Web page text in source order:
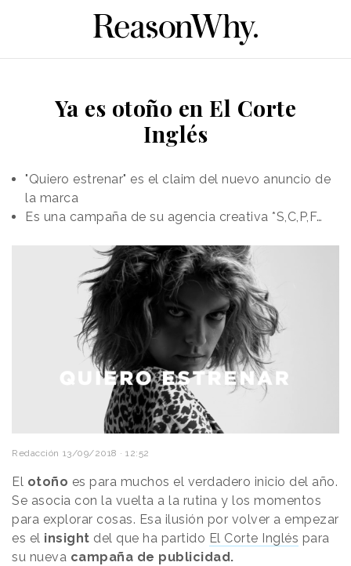
Ya es otoño en El Corte
Inglés
"Quiero estrenar" es el claim del nuevo anuncio de
la marca
Es una campaña de su agencia creativa *S,C,P,F…
Redacción 13/09/2018 · 12:52
El otoño es para muchos el verdadero inicio del año.
Se asocia con la vuelta a la rutina y los momentos
para explorar cosas. Esa ilusión por volver a empezar
es el insight del que ha partido El Corte Inglés para
su nueva campaña de publicidad.